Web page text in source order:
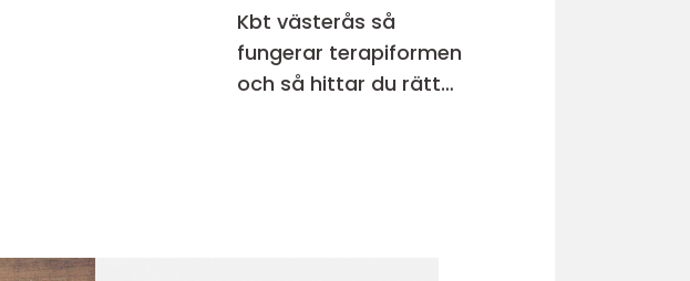
Kbt västerås så
fungerar terapiformen
och så hittar du rätt